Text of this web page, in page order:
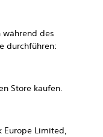
während des
durchführen:
kaufen.
Europe Limited,